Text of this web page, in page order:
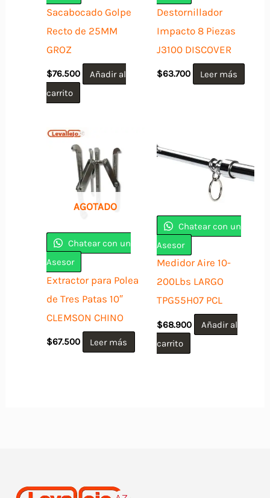
Sacabocado Golpe
Recto de 25MM
GROZ
$76.500
Añadir al
carrito
Destornillador
Impacto 8 Piezas
J3100 DISCOVER
$63.700 Leer más
AGOTADO
Chatear con un
Asesor
Extractor para Polea
de Tres Patas 10″
CLEMSON CHINO
$67.500 Leer más
Chatear con un
Asesor
Medidor Aire 10-
200Lbs LARGO
TPG55H07 PCL
$68.900
Añadir al
carrito